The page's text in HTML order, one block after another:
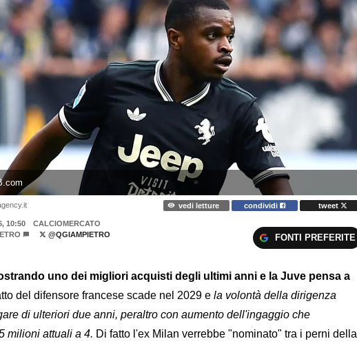
vedi letture condividi tweet
10:50
CALCIOMERCATO
@QGIAMPIETRO FONTI PREFERITE
uno dei migliori acquisti degli ultimi anni e la Juve pensa a
del difensore francese scade nel 2029 e la volontà della dirigenza
di ulteriori due anni, peraltro con aumento dell'ingaggio che
milioni attuali a 4. Di fatto l'ex Milan verrebbe "nominato" tra i perni della